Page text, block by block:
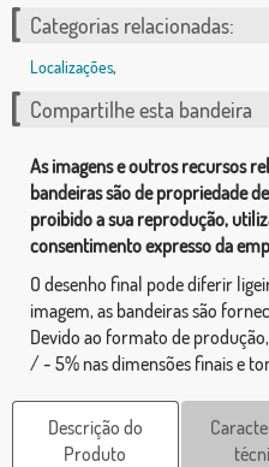
Categorias relacionadas:
Localizações,
Compartilhe esta bandeira
As imagens e outros recursos
bandeiras são de propriedade
proibido a sua reprodução,
consentimento expresso da
O desenho final pode diferir
imagem, as bandeiras são
Devido ao formato de
/ - 5% nas dimensões finais e
Descrição do
Produto